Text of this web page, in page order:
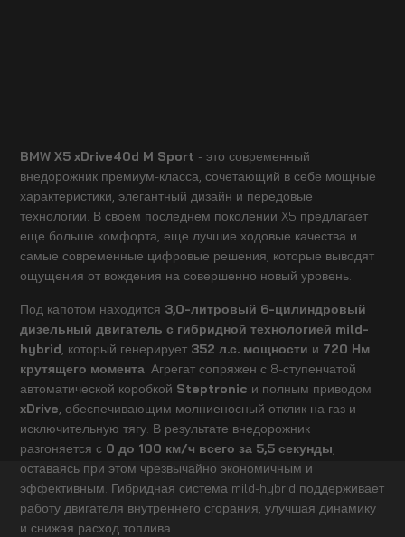
BMW X5 xDrive40d M Sport - это современный
внедорожник премиум-класса, сочетающий в себе мощные
характеристики, элегантный дизайн и передовые
технологии. В своем последнем поколении X5 предлагает
еще больше комфорта, еще лучшие ходовые качества и
самые современные цифровые решения, которые выводят
ощущения от вождения на совершенно новый уровень.
Под капотом находится 3,0-литровый 6-цилиндровый
дизельный двигатель с гибридной технологией mild-
hybrid , который генерирует 352 л.с. мощности и 720 Нм
крутящего момента . Агрегат сопряжен с 8-ступенчатой
автоматической коробкой Steptronic и полным приводом
xDrive , обеспечивающим молниеносный отклик на газ и
исключительную тягу. В результате внедорожник
разгоняется с 0 до 100 км/ч всего за 5,5 секунды
оставаясь при этом чрезвычайно экономичным и
эффективным. Гибридная система mild-hybrid поддерживает
работу двигателя внутреннего сгорания, улучшая динамику
и снижая расход топлива.